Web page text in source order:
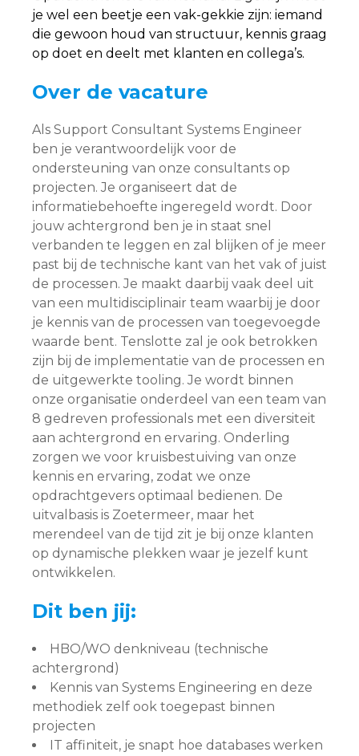
je wel een beetje een vak-gekkie zijn: iemand
die gewoon houd van structuur, kennis graag
op doet en deelt met klanten en collega’s.
Over de vacature
Als Support Consultant Systems Engineer
ben je verantwoordelijk voor de
ondersteuning van onze consultants op
projecten. Je organiseert dat de
informatiebehoefte ingeregeld wordt. Door
jouw achtergrond ben je in staat snel
verbanden te leggen en zal blijken of je meer
past bij de technische kant van het vak of juist
de processen. Je maakt daarbij vaak deel uit
van een multidisciplinair team waarbij je door
je kennis van de processen van toegevoegde
waarde bent. Tenslotte zal je ook betrokken
zijn bij de implementatie van de processen en
de uitgewerkte tooling. Je wordt binnen
onze organisatie onderdeel van een team van
8 gedreven professionals met een diversiteit
aan achtergrond en ervaring. Onderling
zorgen we voor kruisbestuiving van onze
kennis en ervaring, zodat we onze
opdrachtgevers optimaal bedienen. De
uitvalbasis is Zoetermeer, maar het
merendeel van de tijd zit je bij onze klanten
op dynamische plekken waar je jezelf kunt
ontwikkelen.
Dit ben jij:
HBO/WO denkniveau (technische
achtergrond)
Kennis van Systems Engineering en deze
methodiek zelf ook toegepast binnen
projecten
IT affiniteit, je snapt hoe databases werken